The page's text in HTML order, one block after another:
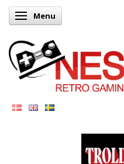
Skifte navigation
Menu